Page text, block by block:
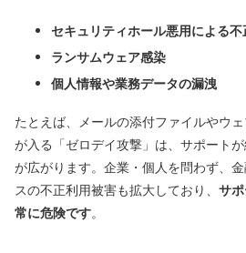
セキュリティホール悪用による不
ランサムウェア感染
個人情報や業務データの漏洩
たとえば、メールの添付ファイルやウ
が入る「ゼロデイ攻撃」は、サポート
が広がります。企業・個人を問わず、
スの不正利用被害も拡大しており、 サ
常に危険です。